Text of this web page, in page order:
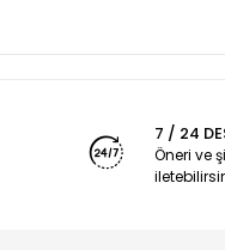
7 / 24
Öneri ve